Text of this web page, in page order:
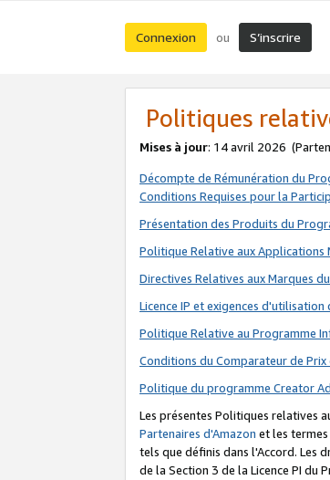
Connexion ou S’inscrire
Politiques
Mises à jour: 14 avril 2026
Décompte de Rémunération du
Conditions Requises pour la
Présentation des Produits du
Politique Relative aux Applications
Directives Relatives aux Marques
Licence IP et exigences
Politique Relative au Programme
Conditions du Comparateur de
Politique du programme Creator
Les présentes Politiques relatives
Partenaires d'Amazon et les
tels que définis dans l'Accord. Les
de la Section 3 de la Licence PI du